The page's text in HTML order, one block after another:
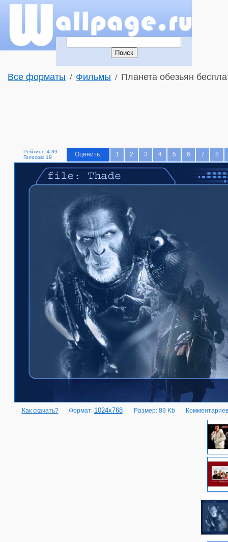
Все форматы / Фильмы / Планета обезьян
Рейтинг: 4.89
Голосов: 19
Оценить: 1 2 3 4 5 6 7 8
Как скачать? Формат: 1024x768 Размер: 89 Kb